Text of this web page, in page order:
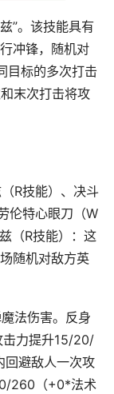
”。该技能具有
冲锋，随机对
目标的多次打击
末次打击将攻
R技能）、决斗
伦特心眼刀（W
（R技能）：这
随机对敌方英
法伤害。反身
击力提升15/20/
避敌人一次攻
260（+0*法术